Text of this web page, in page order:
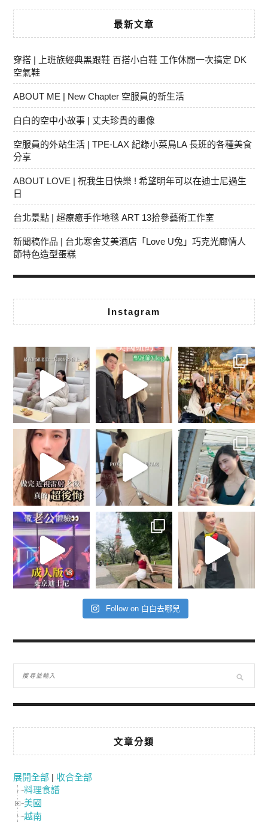
最新文章
穿搭 | 上班族經典黑跟鞋 百搭小白鞋 工作休閒一次搞定 DK
空氣鞋
ABOUT ME | New Chapter 空服員的新生活
白白的空中小故事 | 丈夫珍貴的畫像
空服員的外站生活 | TPE-LAX 紀錄小菜鳥LA 長班的各種美食
分享
ABOUT LOVE | 祝我生日快樂 ! 希望明年可以在迪士尼過生
日
台北景點 | 超療癒手作地毯 ART 13拾參藝術工作室
新聞稿作品 | 台北寒舍艾美酒店「Love U兔」巧克光廊情人
節特色造型蛋糕
Instagram
Follow on 白白去哪兒
文章分類
展開全部 | 收合全部
料理食譜
美國
越南